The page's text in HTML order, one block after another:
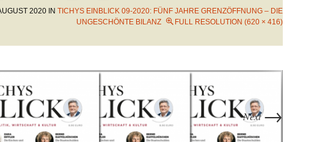
2020 IN TICHYS EINBLICK 09-2020: FÜNF JAHRE GRENZÖFFNUNG – DIE
UNGESCHÖNTE BILANZ
FULL RESOLUTION (620 × 416)
Next→